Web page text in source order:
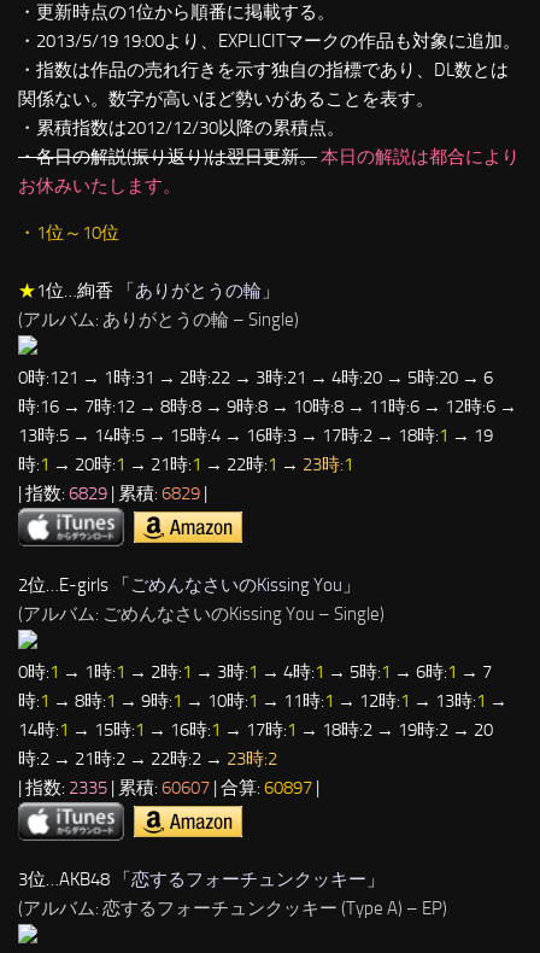
・更新時点の1位から順番に掲載する。
・2013/5/19 19:00より、EXPLICITマークの作品も対象に追加。
・指数は作品の売れ行きを示す独自の指標であり、DL数とは
関係ない。数字が高いほど勢いがあることを表す。
・累積指数は2012/12/30以降の累積点。
・各日の解説(振り返り)は翌日更新。本日の解説は都合により
お休みいたします。
・1位～10位
★1位…絢香 「ありがとうの輪 」
(アルバム: ありがとうの輪 – Single)
0時:121 → 1時:31 → 2時:22 → 3時:21 → 4時:20 → 5時:20 → 6
時:16 → 7時:12 → 8時:8 → 9時:8 → 10時:8 → 11時:6 → 12時:6 →
13時:5 → 14時:5 → 15時:4 → 16時:3 → 17時:2 → 18時:1 → 19
時:1 → 20時:1 → 21時:1 → 22時:1 → 23時:1
| 指数: 6829 | 累積: 6829 |
2位…E-girls 「ごめんなさいのKissing You 」
(アルバム: ごめんなさいのKissing You – Single)
0時:1 → 1時:1 → 2時:1 → 3時:1 → 4時:1 → 5時:1 → 6時:1 → 7
時:1 → 8時:1 → 9時:1 → 10時:1 → 11時:1 → 12時:1 → 13時:1 →
14時:1 → 15時:1 → 16時:1 → 17時:1 → 18時:2 → 19時:2 → 20
時:2 → 21時:2 → 22時:2 → 23時:2
| 指数: 2335 | 累積: 60607 | 合算: 60897 |
3位…AKB48 「恋するフォーチュンクッキー 」
(アルバム: 恋するフォーチュンクッキー (Type A) – EP)